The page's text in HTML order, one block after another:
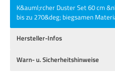
K&auml;rcher Duster Set 60 cm
bis zu 270&deg; biegsamen
Hersteller-Infos
Warn- u. Sicherheitshinweise